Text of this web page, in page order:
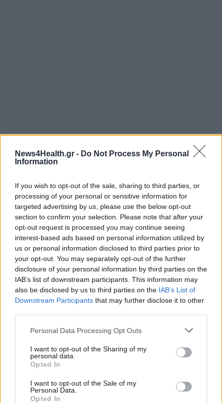
News4Health.gr - Do Not Process My Personal
Information
If you wish to opt-out of the sale, sharing to third parties, or
processing of your personal or sensitive information for
targeted advertising by us, please use the below opt-out
section to confirm your selection. Please note that after your
opt-out request is processed you may continue seeing
interest-based ads based on personal information utilized by
us or personal information disclosed to third parties prior to
your opt-out. You may separately opt-out of the further
disclosure of your personal information by third parties on the
IAB’s list of downstream participants. This information may
also be disclosed by us to third parties on the IAB’s List of
Downstream Participants that may further disclose it to other
Personal Data Processing Opt Outs
I want to opt-out of the Sharing of my
personal data.
Opted In
I want to opt-out of the Sale of my
Personal Data.
Opted In
Τελευταία τροποποίηση στις 13/08/2025 - 13:56
ΜΙΤΟΧΟΝΔΡΙΑ ΕΓΚΕΦΑΛΟΣ
ΝΕΥΡΟΕΚΦΥΛΙΣΤΙΚΗ ΑΣΘΕΝΕΙΑ ΜΝΗΜΗ